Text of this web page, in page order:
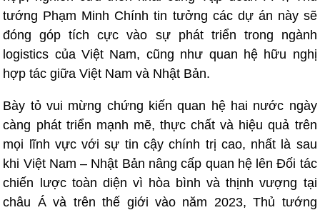
tướng Phạm Minh Chính tin tưởng các dự án này sẽ
đóng góp tích cực vào sự phát triển trong ngành
logistics của Việt Nam, cũng như quan hệ hữu nghị
hợp tác giữa Việt Nam và Nhật Bản.
Bày tỏ vui mừng chứng kiến quan hệ hai nước ngày
càng phát triển mạnh mẽ, thực chất và hiệu quả trên
mọi lĩnh vực với sự tin cậy chính trị cao, nhất là sau
khi Việt Nam – Nhật Bản nâng cấp quan hệ lên Đối tác
chiến lược toàn diện vì hòa bình và thịnh vượng tại
châu Á và trên thế giới vào năm 2023, Thủ tướng